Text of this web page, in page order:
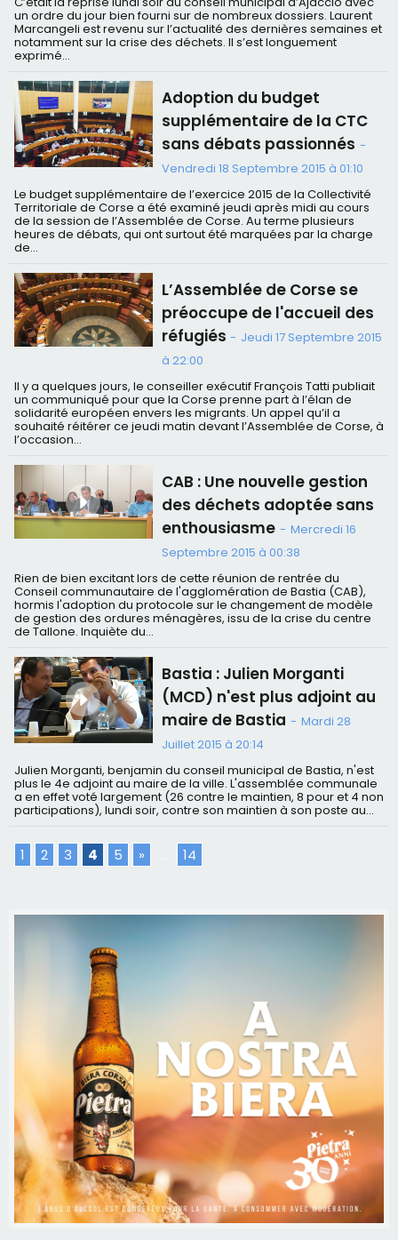
un ordre du jour bien fourni sur de nombreux dossiers. Laurent
Marcangeli est revenu sur l’actualité des dernières semaines et
notamment sur la crise des déchets. Il s’est longuement
exprimé...
Adoption du budget
supplémentaire de la CTC
sans débats passionnés -
Vendredi 18 Septembre 2015 à 01:10
Le budget supplémentaire de l’exercice 2015 de la Collectivité
Territoriale de Corse a été examiné jeudi après midi au cours
de la session de l’Assemblée de Corse. Au terme plusieurs
heures de débats, qui ont surtout été marquées par la charge
de...
L’Assemblée de Corse se
préoccupe de l'accueil des
réfugiés- Jeudi 17 Septembre 2015
à 22:00
Il y a quelques jours, le conseiller exécutif François Tatti publiait
un communiqué pour que la Corse prenne part à l’élan de
solidarité européen envers les migrants. Un appel qu’il a
souhaité réitérer ce jeudi matin devant l’Assemblée de Corse, à
l’occasion...
CAB : Une nouvelle gestion
des déchets adoptée sans
enthousiasme - Mercredi 16
Septembre 2015 à 00:38
Rien de bien excitant lors de cette réunion de rentrée du
Conseil communautaire de l'agglomération de Bastia (CAB),
hormis l'adoption du protocole sur le changement de modèle
de gestion des ordures ménagères, issu de la crise du centre
de Tallone. Inquiète du...
Bastia : Julien Morganti
(MCD) n'est plus adjoint au
maire de Bastia - Mardi 28
Juillet 2015 à 20:14
Julien Morganti, benjamin du conseil municipal de Bastia, n'est
plus le 4e adjoint au maire de la ville. L'assemblée communale
a en effet voté largement (26 contre le maintien, 8 pour et 4 non
participations), lundi soir, contre son maintien à son poste au...
1 2 3 4 5 » 14